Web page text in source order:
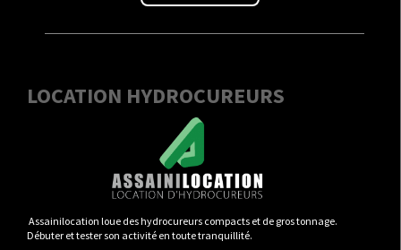
LOCATION HYDROCUREURS
Assainilocation loue des hydrocureurs compacts et de gros tonnage.
Débuter et tester son activité en toute tranquillité.